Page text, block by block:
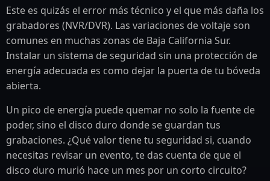
Este es quizás el error más técnico y el que más daña los
grabadores (NVR/DVR). Las variaciones de voltaje son
comunes en muchas zonas de Baja California Sur.
Instalar un sistema de seguridad sin una protección de
energía adecuada es como dejar la puerta de tu bóveda
abierta.
Un pico de energía puede quemar no solo la fuente de
poder, sino el disco duro donde se guardan tus
grabaciones. ¿Qué valor tiene tu seguridad si, cuando
necesitas revisar un evento, te das cuenta de que el
disco duro murió hace un mes por un corto circuito?